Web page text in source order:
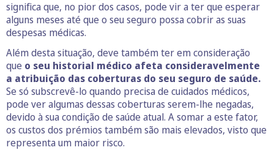
significa que, no pior dos casos, pode vir a ter que esperar
alguns meses até que o seu seguro possa cobrir as suas
despesas médicas.
Além desta situação, deve também ter em consideração
que o seu historial médico afeta consideravelmente
a atribuição das coberturas do seu seguro de saúde.
Se só subscrevê-lo quando precisa de cuidados médicos,
pode ver algumas dessas coberturas serem-lhe negadas,
devido à sua condição de saúde atual. A somar a este fator,
os custos dos prémios também são mais elevados, visto que
representa um maior risco.